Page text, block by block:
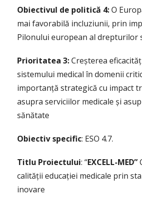
Obiectivul de politică 4:O
mai favorabilă incluziunii, prin
Pilonului european al drepturilor
Prioritatea 3:Creșterea
sistemului medical în domenii
importanță strategică cu impact
asupra serviciilor medicale și
sănătate
Obiectiv specific: ESO 4.7.
Titlu Proiectului: “EXCELL-MED”
calității educației medicale prin
inovare